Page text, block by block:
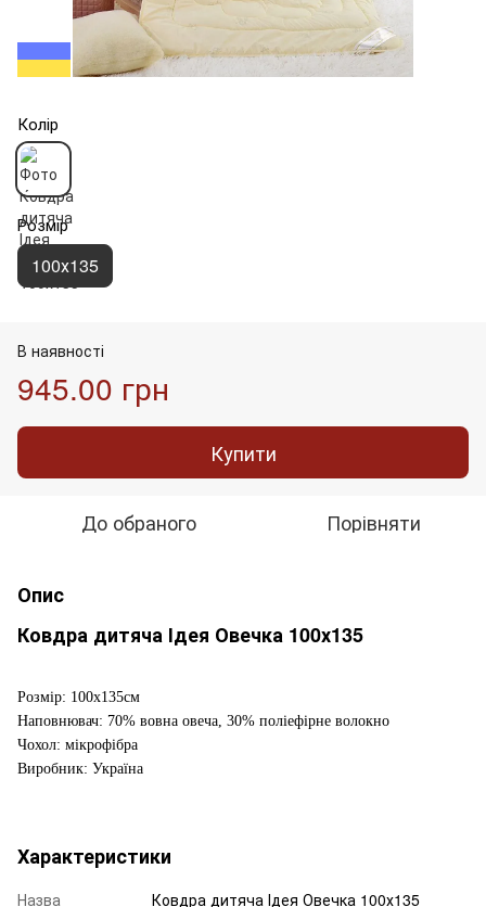
Колір
Розмір
100х135
В наявності
945.00 грн
Купити
До обраного Порівняти
Опис
Ковдра дитяча Ідея Овечка 100х135
Розмір: 100х135см
Наповнювач: 70% вовна овеча, 30% поліефірне волокно
Чохол: мікрофібра
Виробник: Україна
Характеристики
Назва
Ковдра дитяча Ідея Овечка 100х135